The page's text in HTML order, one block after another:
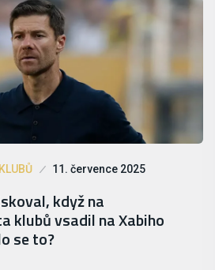
11. července 2025
když na
klubů vsadil na Xabiho
se to?